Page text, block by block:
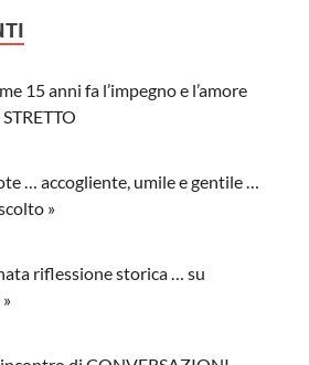
15 anni fa l’impegno e l’amore
… accogliente, umile e gentile …
»
riflessione storica … su